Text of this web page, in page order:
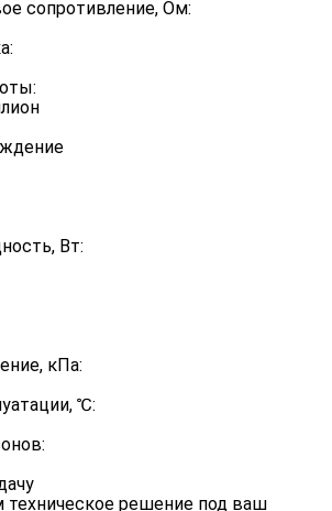
сопротивление, Ом:
Вт:
кПа:
℃:
техническое решение под ваш